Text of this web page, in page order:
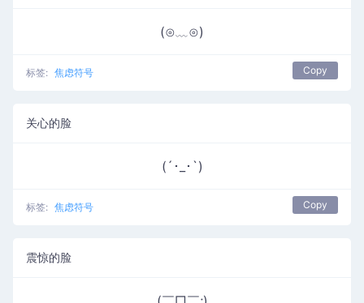
(⊙﹏⊙)
标签: 焦虑符号 Copy
关心的脸
(´･_･`)
标签: 焦虑符号 Copy
震惊的脸